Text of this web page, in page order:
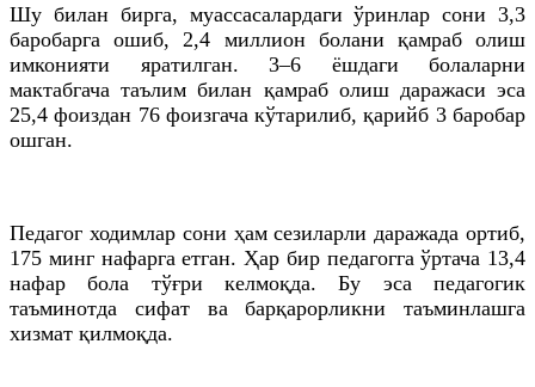
Шу билан бирга, муассасалардаги ўринлар сони 3,3
баробарга ошиб, 2,4 миллион болани қамраб олиш
имконияти яратилган. 3–6 ёшдаги болаларни
мактабгача таълим билан қамраб олиш даражаси эса
25,4 фоиздан 76 фоизгача кўтарилиб, қарийб 3 баробар
ошган.
Педагог ходимлар сони ҳам сезиларли даражада ортиб,
175 минг нафарга етган. Ҳар бир педагогга ўртача 13,4
нафар бола тўғри келмоқда. Бу эса педагогик
таъминотда сифат ва барқарорликни таъминлашга
хизмат қилмоқда.